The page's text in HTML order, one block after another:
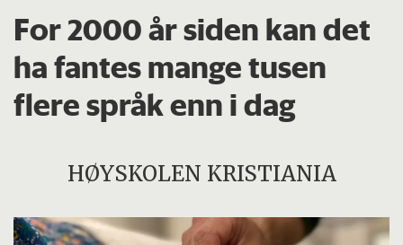
For 2000 år siden kan det
ha fantes mange tusen
flere språk enn i dag
HØYSKOLEN KRISTIANIA